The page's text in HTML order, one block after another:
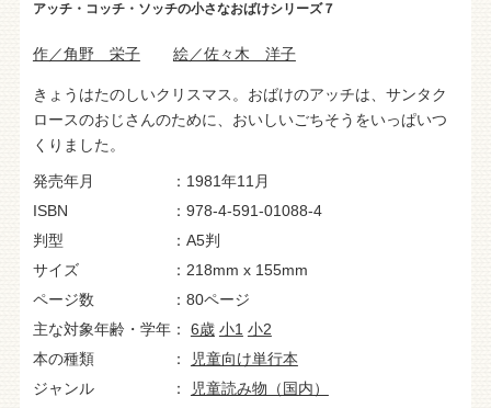
アッチ・コッチ・ソッチの小さなおばけシリーズ７
作／角野 栄子 絵／佐々木 洋子
きょうはたのしいクリスマス。おばけのアッチは、サンタク
ロースのおじさんのために、おいしいごちそうをいっぱいつ
くりました。
発売年月
1981年11月
ISBN
978-4-591-01088-4
判型
A5判
サイズ
218mm x 155mm
ページ数
80ページ
主な対象年齢・学年
6歳 小1 小2
本の種類
児童向け単行本
ジャンル
児童読み物（国内）